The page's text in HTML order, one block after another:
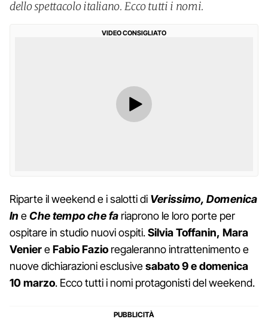
dello spettacolo italiano. Ecco tutti i nomi.
VIDEO CONSIGLIATO
Riparte il weekend e i salotti di Verissimo, Domenica
In eChe tempo che fa riaprono le loro porte per
ospitare in studio nuovi ospiti.Silvia Toffanin, Mara
VeniereFabio Fazio regaleranno intrattenimento e
nuove dichiarazioni esclusivesabato 9 e domenica
10 marzo. Ecco tutti i nomi protagonisti del weekend.